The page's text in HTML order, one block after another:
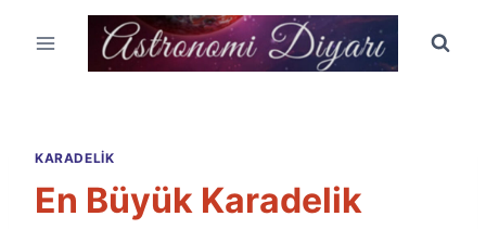
KARADELIK
En Büyük Karadelik